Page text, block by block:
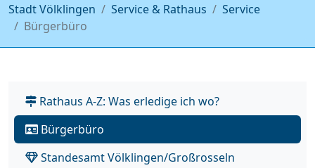
Stadt Völklingen Service & Rathaus
Service
Bürgerbüro
Rathaus A-Z: Was erledige ich wo?
Bürgerbüro
Standesamt Völklingen/Großrosseln